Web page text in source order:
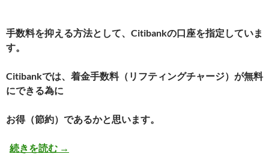
手数料を抑える方法として、Citibankの口座を指定していま
す。
Citibankでは、着金手数料（リフティングチャージ）が無料
にできる為に
お得（節約）であるかと思います。
続きを読む 外貨両替のお得な方法
→